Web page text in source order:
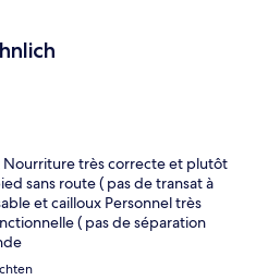
très correcte et plutôt
sans route ( pas de transat à
et cailloux Personnel très
( pas de séparation